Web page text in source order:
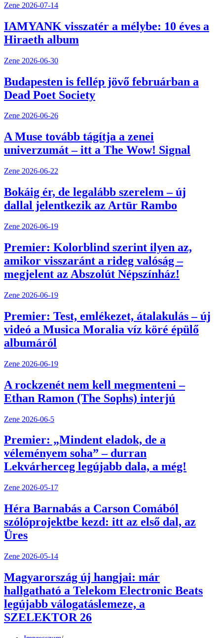
Zene 2026-07-14
IAMYANK visszatér a mélybe: 10 éves a
Hiraeth album
Zene 2026-06-30
Budapesten is fellép jövő februárban a
Dead Poet Society
Zene 2026-06-26
A Muse tovább tágítja a zenei
univerzumát – itt a The Wow! Signal
Zene 2026-06-22
Bokáig ér, de legalább szerelem – új
dallal jelentkezik az Artūr Rambo
Zene 2026-06-19
Premier: Kolorblind szerint ilyen az,
amikor visszaránt a rideg valóság –
megjelent az Abszolút Népszínház!
Zene 2026-06-19
Premier: Test, emlékezet, átalakulás – új
videó a Musica Moralia víz köré épülő
albumáról
Zene 2026-06-19
A rockzenét nem kell megmenteni –
Ethan Ramon (The Sophs) interjú
Zene 2026-06-5
Premier: „Mindent eladok, de a
véleményem soha” – durran
Lekvárherceg legújabb dala, a még!
Zene 2026-05-17
Héra Barnabás a Carson Comából
szólóprojektbe kezd: itt az első dal, az
Üres
Zene 2026-05-14
Magyarország új hangjai: már
hallgatható a Telekom Electronic Beats
legújabb válogatáslemeze, a
SZELEKTOR 26